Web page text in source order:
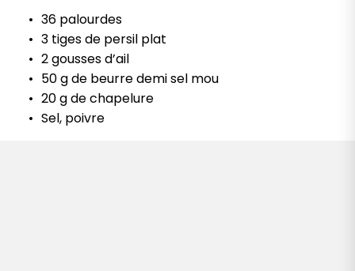
36 palourdes
3 tiges de persil plat
2 gousses d’ail
50 g de beurre demi sel mou
20 g de chapelure
Sel, poivre